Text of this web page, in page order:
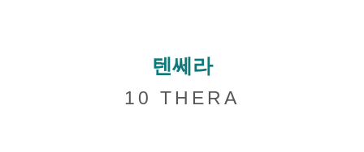
텐쎄라
10 THERA